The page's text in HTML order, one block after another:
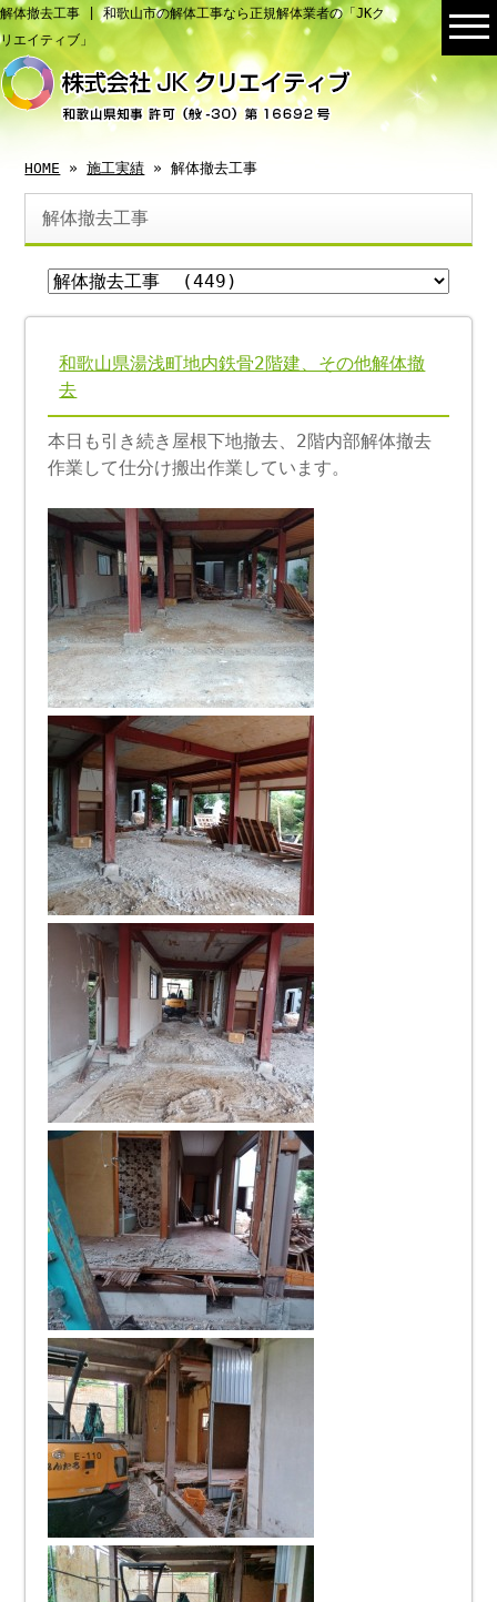
解体撤去工事 | 和歌山市の解体工事なら正規解体業者の「JKク
リエイティブ」
HOME »施工実績 » 解体撤去工事
解体撤去工事
和歌山県湯浅町地内鉄骨2階建、その他解体撤
去
本日も引き続き屋根下地撤去、2階内部解体撤去
作業して仕分け搬出作業しています。